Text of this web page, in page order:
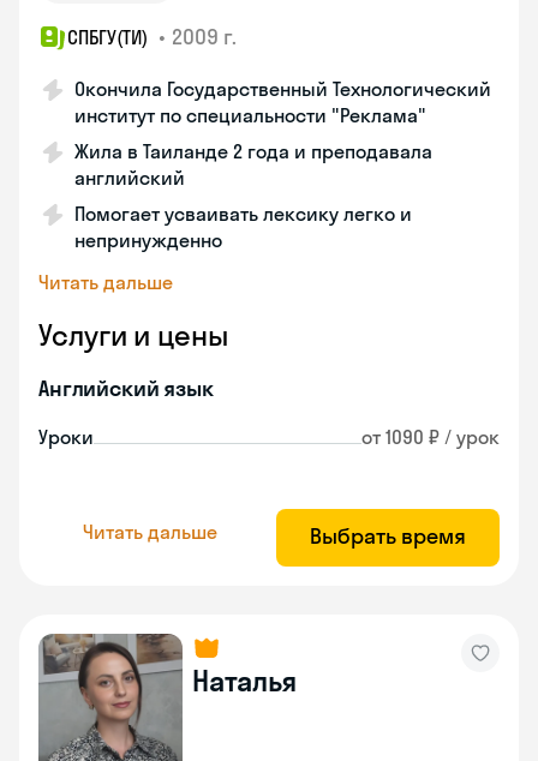
СПБГУ(ТИ) • 2009 г.
Окончила Государственный Технологический
институт по специальности "Реклама"
Жила в Таиланде 2 года и преподавала
английский
Помогает усваивать лексику легко и
непринужденно
Читать дальше
Услуги и цены
Английский язык
Уроки от 1090 ₽ / урок
Читать дальше Выбрать время
Наталья